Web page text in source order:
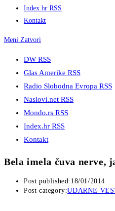
Index.hr RSS
Kontakt
Meni Zatvori
DW RSS
Glas Amerike RSS
Radio Slobodna Evropa RSS
Naslovi.net RSS
Mondo.rs RSS
Index.hr RSS
Kontakt
Bela imela čuva nerve,
Post published: 18/01/2014
Post category:UDARNE